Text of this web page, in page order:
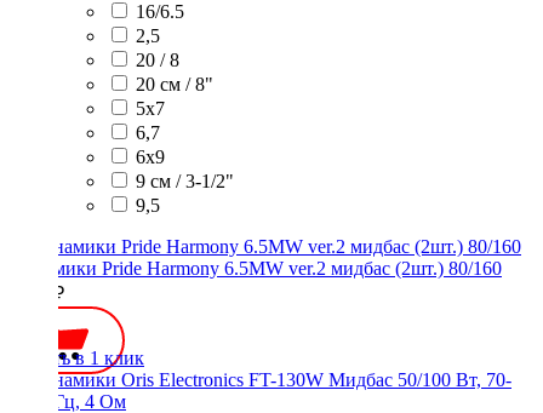
16/6.5
2,5
20 / 8
20 см / 8"
5x7
6,7
6х9
9 см / 3-1/2"
9,5
Динамики Pride Harmony 6.5MW ver.2 мидбас (2шт.) 80/160
7100 ₽
Купить в 1 клик